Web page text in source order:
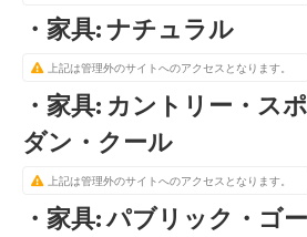
・家具: ナチュラル
上記は管理外のサイトへのアクセスとなります。
・家具: カントリー・ス
ダン・クール
上記は管理外のサイトへのアクセスとなります。
・家具: パブリック・ゴ